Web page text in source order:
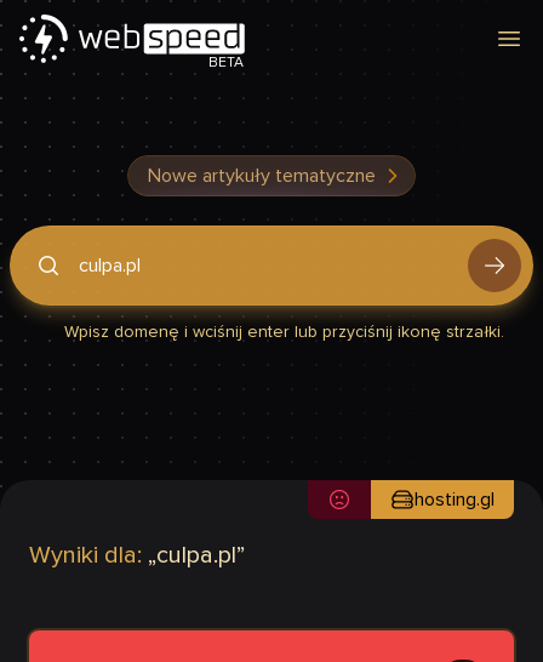
BETA
Nowe artykuły tematyczne
Podaj domenę, by sprawdzić, czy Twoja strona jest szybka
Wpisz domenę i wciśnij enter lub przyciśnij ikonę strzałki.
Wyniki dla: „culpa.pl ”
hosting.gl